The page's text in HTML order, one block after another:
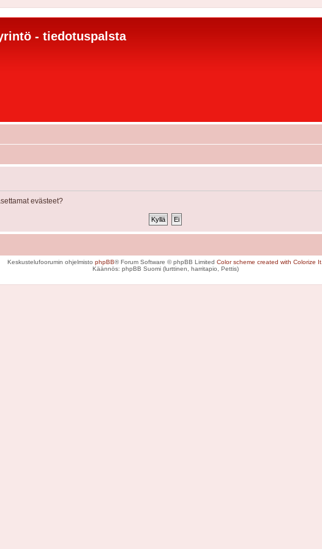
- tiedotuspalsta
evästeet?
Keskustelufoorumin ohjelmisto phpBB® Forum Software © phpBB Limited Color scheme created with Colorize It
Käännös: phpBB Suomi (lurttinen, harritapio, Pettis)